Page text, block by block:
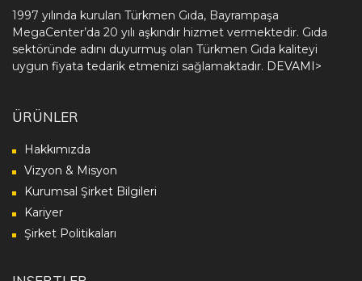
1997 yılında kurulan Türkmen Gıda, Bayrampaşa
MegaCenter’da 20 yılı aşkındır hizmet vermektedir. Gıda
sektöründe adını duyurmuş olan Türkmen Gıda kaliteyi
uygun fiyata tedarik etmenizi sağlamaktadır. DEVAMI>
ÜRÜNLER
Hakkımızda
Vizyon & Misyon
Kurumsal Şirket Bilgileri
Kariyer
Şirket Politikaları